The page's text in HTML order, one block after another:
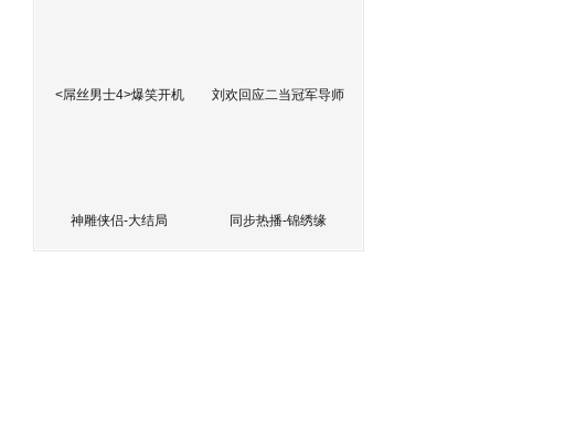
<屌丝男士4>爆笑开机 刘欢回应二当冠军导师
神雕侠侣-大结局 同步热播-锦绣缘